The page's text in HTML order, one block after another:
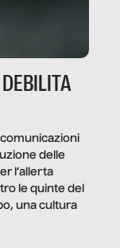
delle
l’allerta
le quinte del
una cultura